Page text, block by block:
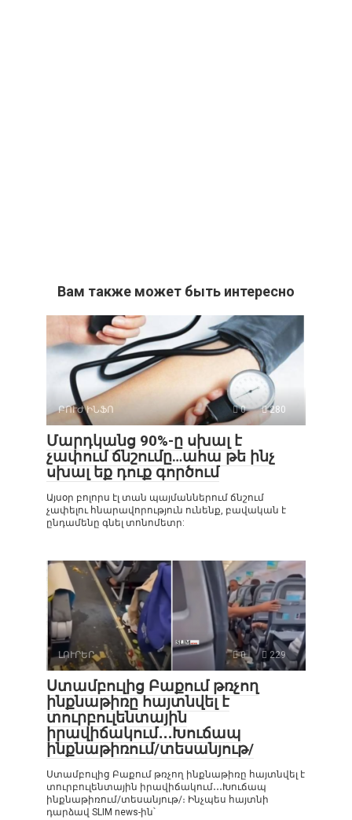
Вам также может быть интересно
ԲՈՒԺ ԻՆՖՈ 0 280
Մարդկանց 90%-ը սխալ է
չափում ճնշումը…ահա թե ինչ
սխալ եք դուք գործում
Այսօր բոլորս էլ տան պայմաններում ճնշում
չափելու հնարավորություն ունենք, բավական է
ընդամենը գնել տոնոմետր:
ԼՈՒՐԵՐ 0 229
Ստամբուլից Բաքում թռչող
ինքնաթիռը հայտնվել է
տուրբուլենտային
իրավիճակում․․․Խուճապ
ինքնաթիռում/տեսանյութ/
Ստամբուլից Բաքում թռչող ինքնաթիռը հայտնվել է
տուրբուլենտային իրավիճակում․․․Խուճապ
ինքնաթիռում/տեսանյութ/։ Ինչպես հայտնի
դարձավ SLIM news-ին՝